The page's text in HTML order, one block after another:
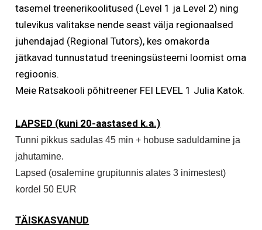
tasemel treenerikoolitused (Level 1 ja Level 2) ning
tulevikus valitakse nende seast välja regionaalsed
juhendajad (Regional Tutors), kes omakorda
jätkavad tunnustatud treeningsüsteemi loomist oma
regioonis.
Meie Ratsakooli põhitreener FEI LEVEL 1 Julia Katok.
LAPSED (kuni 20-aastased k.a.)
Tunni pikkus sadulas 45 min + hobuse saduldamine ja
jahutamine.
Lapsed (osalemine grupitunnis alates 3 inimestest)
kordel 50 EUR
TÄISKASVANUD